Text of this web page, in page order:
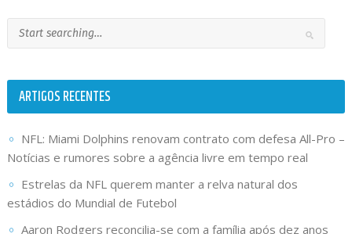
ARTIGOS RECENTES
NFL: Miami Dolphins renovam contrato com defesa All-Pro –
Notícias e rumores sobre a agência livre em tempo real
Estrelas da NFL querem manter a relva natural dos
estádios do Mundial de Futebol
Aaron Rodgers reconcilia-se com a família após dez anos